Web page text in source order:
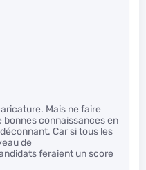
Mais ne faire
connaissances en
Car si tous les
de
feraient un score